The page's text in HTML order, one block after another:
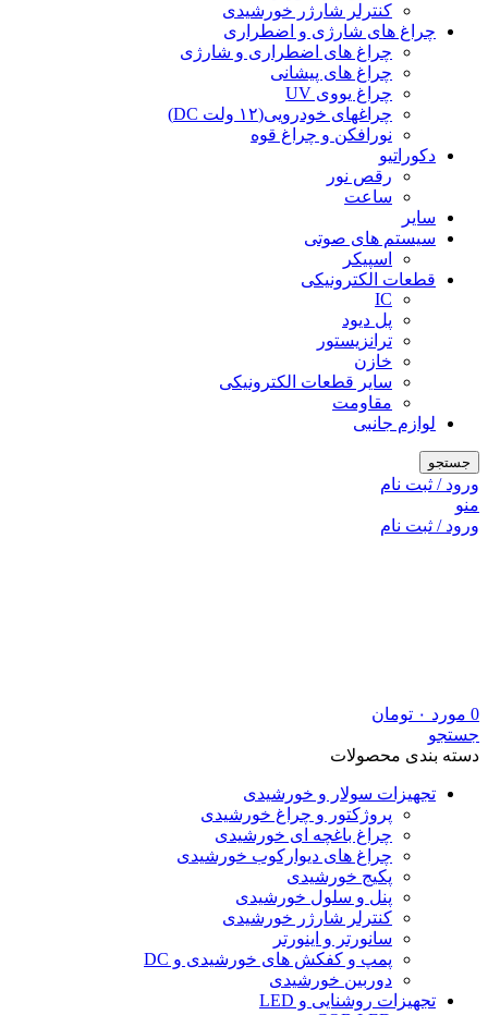
کنترلر شارژر خورشیدی
چراغ های شارژی و اضطراری
چراغ های اضطراری و شارژی
چراغ های پیشانی
چراغ یووی UV
چراغهای خودرویی(۱۲ ولت DC)
نورافکن و چراغ قوه
دکوراتیو
رقص نور
ساعت
سایر
سیستم های صوتی
اسپیکر
قطعات الکترونیکی
IC
پل دیود
ترانزیستور
خازن
سایر قطعات الکترونیکی
مقاومت
لوازم جانبی
جستجو
ورود / ثبت نام
منو
ورود / ثبت نام
0 مورد ۰ تومان
جستجو
دسته بندی محصولات
تجهیزات سولار و خورشیدی
پروژکتور و چراغ خورشیدی
چراغ باغچه ای خورشیدی
چراغ های دیوارکوب خورشیدی
پکیج خورشیدی
پنل و سلول خورشیدی
کنترلر شارژر خورشیدی
سانورتر و اینورتر
پمپ و کفکش های خورشیدی و DC
دوربین خورشیدی
تجهیزات روشنایی و LED